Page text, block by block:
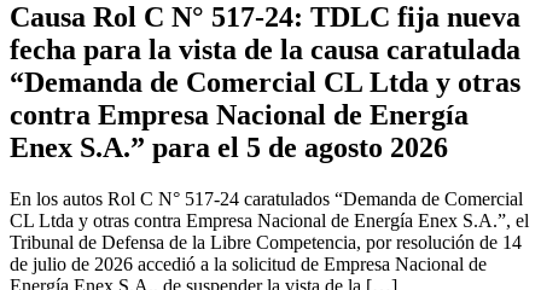
Causa Rol C N° 517-24: TDLC fija nueva
fecha para la vista de la causa caratulada
“Demanda de Comercial CL Ltda y otras
contra Empresa Nacional de Energía
Enex S.A.” para el 5 de agosto 2026
En los autos Rol C N° 517-24 caratulados “Demanda de Comercial
CL Ltda y otras contra Empresa Nacional de Energía Enex S.A.”, el
Tribunal de Defensa de la Libre Competencia, por resolución de 14
de julio de 2026 accedió a la solicitud de Empresa Nacional de
Energía Enex S.A., de suspender la vista de la […]